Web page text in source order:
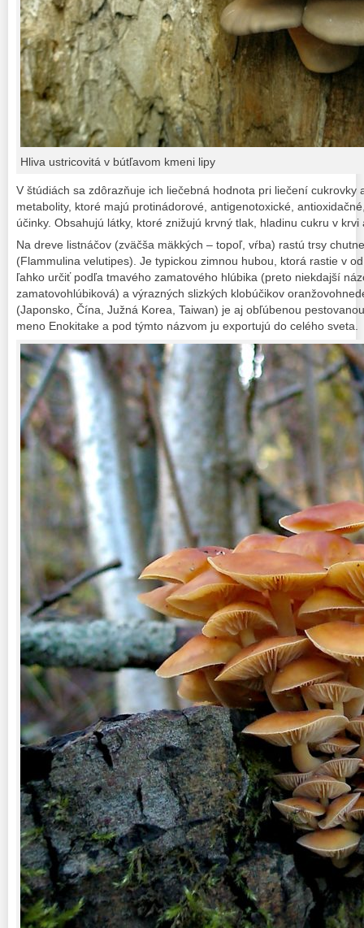
Hliva ustricovitá v bútľavom kmeni lipy
V štúdiách sa zdôrazňuje ich liečebná hodnota pri liečení cukrovky
metabolity, ktoré majú protinádorové, antigenotoxické,
účinky. Obsahujú látky, ktoré znižujú krvný tlak, hladinu cukru v
Na dreve listnáčov (zväčša mäkkých – topoľ, vŕba) rastú trsy
(Flammulina velutipes). Je typickou zimnou hubou, ktorá rastie v
ľahko určiť podľa tmavého zamatového hlúbika (preto niekdajší
zamatovohlúbiková) a výrazných slizkých klobúčikov
(Japonsko, Čína, Južná Korea, Taiwan) je aj obľúbenou
meno Enokitake a pod týmto názvom ju exportujú do celého sveta.